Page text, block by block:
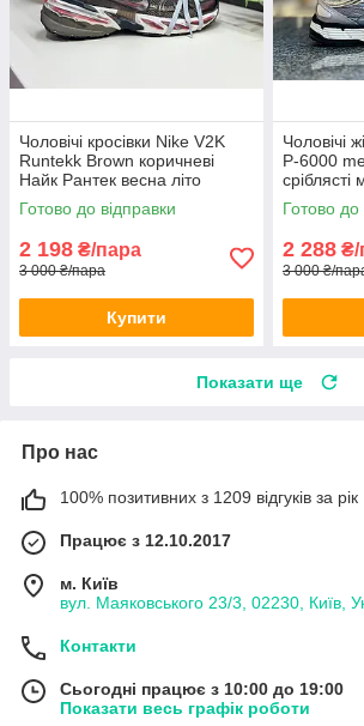
Чоловічі кросівки Nike V2K
Runtekk Brown коричневі
Найк Рантек весна літо
Готово до відправки
2 198 ₴/пара
3 000 ₴/пара
Купити
Чоловічі
P-6000
сріблясті
шнурівці
Готово до
2 288 ₴/
3 000 ₴/
Показати ще
Про нас
100% позитивних з 1209 відгуків за рік
Працює з 12.10.2017
м. Київ
вул. Маяковського 23/3, 02230, Київ,
Контакти
Сьогодні працює з 10:00 до 19:00
Показати весь графік роботи